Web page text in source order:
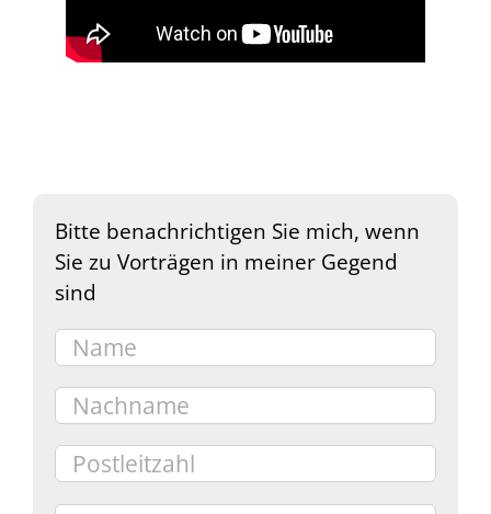
Bitte benachrichtigen Sie mich, wenn
Sie zu Vorträgen in meiner Gegend
sind